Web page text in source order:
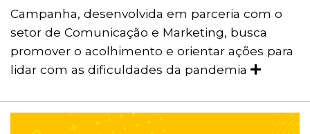
Campanha, desenvolvida em parceria com o
setor de Comunicação e Marketing, busca
promover o acolhimento e orientar ações para
lidar com as dificuldades da pandemia